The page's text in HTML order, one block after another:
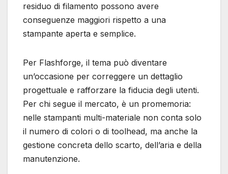
residuo di filamento possono avere
conseguenze maggiori rispetto a una
stampante aperta e semplice.
Per Flashforge, il tema può diventare
un’occasione per correggere un dettaglio
progettuale e rafforzare la fiducia degli utenti.
Per chi segue il mercato, è un promemoria:
nelle stampanti multi-materiale non conta solo
il numero di colori o di toolhead, ma anche la
gestione concreta dello scarto, dell’aria e della
manutenzione.